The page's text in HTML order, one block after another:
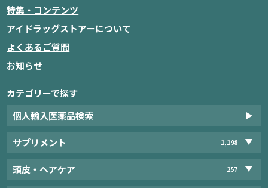
特集・コンテンツ
アイドラッグストアーについて
よくあるご質問
お知らせ
カテゴリーで探す
個人輸入医薬品検索
サプリメント 1,198
頭皮・ヘアケア 257